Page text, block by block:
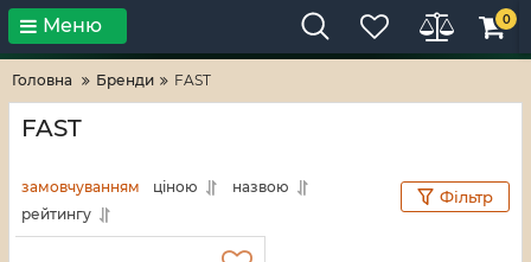
Тільки високі технології! RV-ZAFT
Меню 0
Головна Бренди FAST
FAST
замовчуванням ціною
назвою
рейтингу
Фільтр